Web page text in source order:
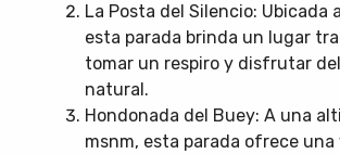
La Posta del Silencio: Ubicada
esta parada brinda un lugar
tomar un respiro y disfrutar
natural.
Hondonada del Buey: A una
msnm, esta parada ofrece una